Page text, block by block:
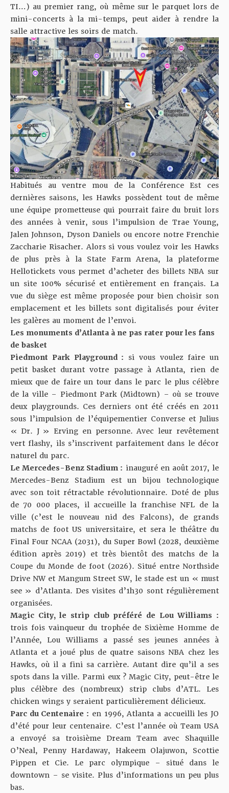
TI…) au premier rang, où même sur le parquet lors de
mini-concerts à la mi-temps, peut aider à rendre la
salle attractive les soirs de match.
Habitués au ventre mou de la Conférence Est ces
dernières saisons, les Hawks possèdent tout de même
une équipe prometteuse qui pourrait faire du bruit lors
des années à venir, sous l’impulsion de Trae Young,
Jalen Johnson, Dyson Daniels ou encore notre Frenchie
Zaccharie Risacher. Alors si vous voulez voir les Hawks
de plus près à la State Farm Arena, la plateforme
Hellotickets vous permet d’acheter des billets NBA sur
un site 100% sécurisé et entièrement en français. La
vue du siège est même proposée pour bien choisir son
emplacement et les billets sont digitalisés pour éviter
les galères au moment de l’envoi.
Les monuments d’Atlanta à ne pas rater pour les fans
de basket
Piedmont Park Playground : si vous voulez faire un
petit basket durant votre passage à Atlanta, rien de
mieux que de faire un tour dans le parc le plus célèbre
de la ville – Piedmont Park (Midtown) – où se trouve
deux playgrounds. Ces derniers ont été créés en 2011
sous l’impulsion de l’équipementier Converse et Julius
« Dr. J » Erving en personne. Avec leur revêtement
vert flashy, ils s’inscrivent parfaitement dans le décor
naturel du parc.
Le Mercedes-Benz Stadium : inauguré en août 2017, le
Mercedes-Benz Stadium est un bijou technologique
avec son toit rétractable révolutionnaire. Doté de plus
de 70 000 places, il accueille la franchise NFL de la
ville (c’est le nouveau nid des Falcons), de grands
matchs de foot US universitaire, et sera le théâtre du
Final Four NCAA (2031), du Super Bowl (2028, deuxième
édition après 2019) et très bientôt des matchs de la
Coupe du Monde de foot (2026). Situé entre Northside
Drive NW et Mangum Street SW, le stade est un « must
see » d’Atlanta. Des visites d’1h30 sont régulièrement
organisées.
Magic City, le strip club préféré de Lou Williams :
trois fois vainqueur du trophée de Sixième Homme de
l’Année, Lou Williams a passé ses jeunes années à
Atlanta et a joué plus de quatre saisons NBA chez les
Hawks, où il a fini sa carrière. Autant dire qu’il a ses
spots dans la ville. Parmi eux ? Magic City, peut-être le
plus célèbre des (nombreux) strip clubs d’ATL. Les
chicken wings y seraient particulièrement délicieux.
Parc du Centenaire : en 1996, Atlanta a accueilli les JO
d’été pour leur centenaire. C’est l’année où Team USA
a envoyé sa troisième Dream Team avec Shaquille
O’Neal, Penny Hardaway, Hakeem Olajuwon, Scottie
Pippen et Cie. Le parc olympique – situé dans le
downtown – se visite. Plus d’informations un peu plus
bas.